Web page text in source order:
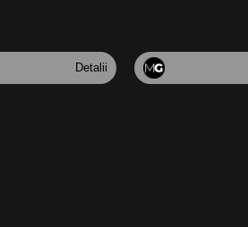
Detalii